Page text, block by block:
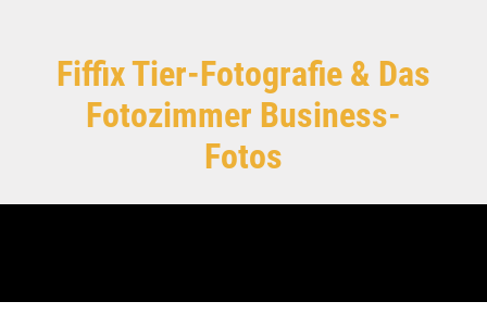
Fiffix Tier-Fotografie & Das
Fotozimmer Business-
Fotos